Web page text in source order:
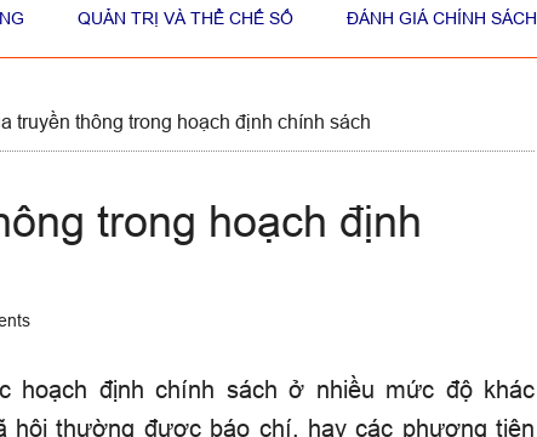
QUẢN TRỊ VÀ THỂ CHẾ SỐ ĐÁNH GIÁ CHÍNH SÁCH
truyền thông trong hoạch định chính sách
trong hoạch định
hoạch định chính sách ở nhiều mức độ khác
hội thường được báo chí, hay các phương tiện